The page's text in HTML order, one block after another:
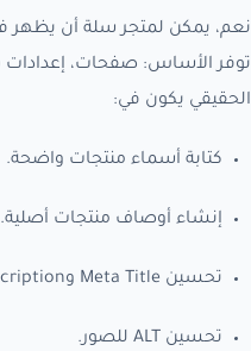
الحقيقي يكون في:
كتابة أسماء منتجات واضحة.
إنشاء أوصاف منتجات أصلية.
تحسين Meta Title وMeta Description.
تحسين ALT للصور.